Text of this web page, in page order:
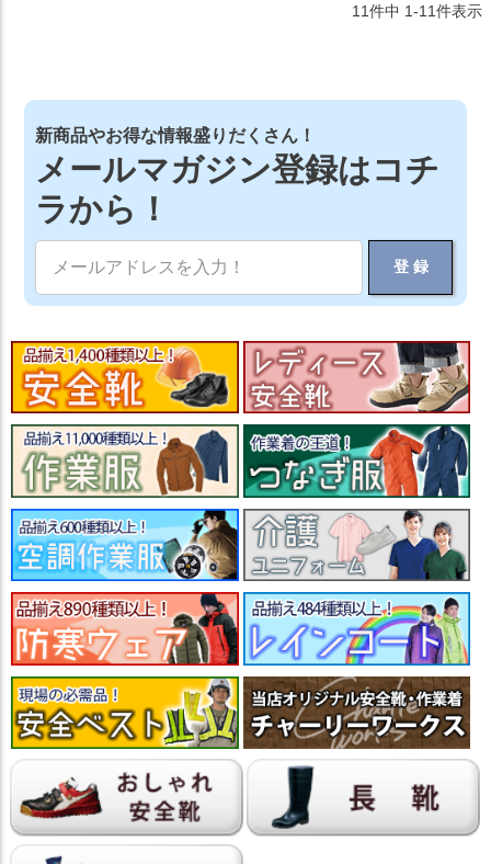
11件中 1-11件表示
新商品やお得な情報盛りだくさん！
メールマガジン登録はコチ
ラから！